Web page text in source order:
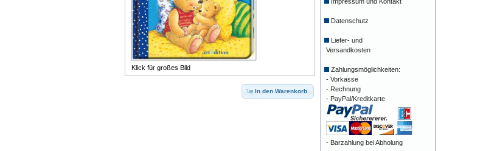
Klick für großes Bild
In den Warenkorb
Datenschutz
Liefer- und
Versandkosten
Zahlungsmöglichkeiten:
- Vorkasse
- Rechnung
- PayPal/Kreditkarte
- Barzahlung bei Abholung